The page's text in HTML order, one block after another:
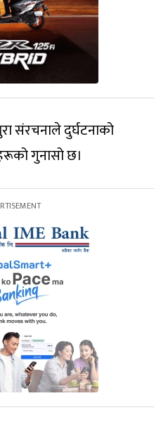
संरचनाले दुर्घटनाको
गुनासो छ।